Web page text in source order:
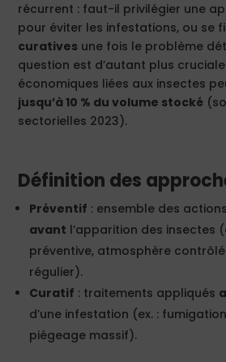
récurrent : faut-il privilégier une
pour éviter les infestations, ou se
curatives une fois le problème
question est d’autant plus
économiques liées aux insectes
jusqu’à 10 % du volume stocké
sectorielles 2023).
Définition des
Préventif : ensemble des
avant l’apparition des insectes
préventive, atmosphère
régulier).
Curatif : traitements appliqués
d’une infestation (ex. :
piégeage massif).